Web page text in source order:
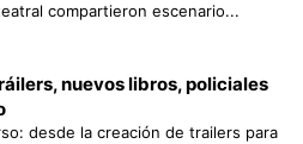
compartieron escenario...
nuevos libros, policiales
desde la creación de trailers para